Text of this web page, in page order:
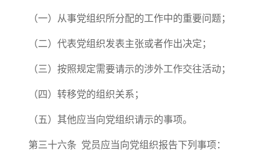
（一）从事党组织所分配的工作中的重要问题；
（二）代表党组织发表主张或者作出决定；
（三）按照规定需要请示的涉外工作交往活动；
（四）转移党的组织关系；
（五）其他应当向党组织请示的事项。
第三十六条 党员应当向党组织报告下列事项：